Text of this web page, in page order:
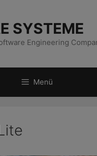
SYSTEME
Engineering
Menü